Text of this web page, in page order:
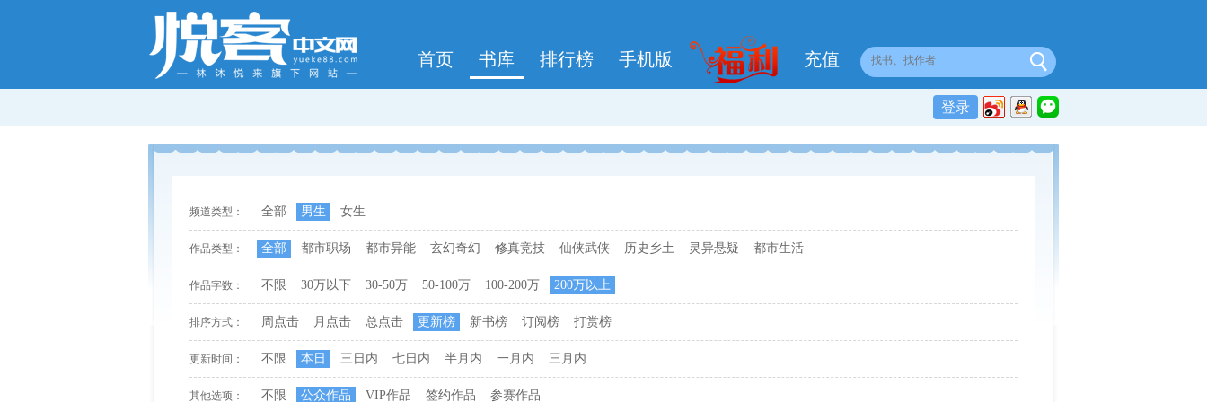
首页 书库 排行榜 手机版 充值
登录
频道类型： 全部 男生 女生
作品类型： 全部 都市职场 都市异能 玄幻奇幻 修真竞技 仙侠武侠 历史乡土 灵异悬疑 都市生活
作品字数： 不限 30万以下 30-50万 50-100万 100-200万 200万以上
排序方式： 周点击 月点击 总点击 更新榜 新书榜 订阅榜 打赏榜
更新时间： 不限 本日 三日内 七日内 半月内 一月内 三月内
其他选项： 不限 公众作品 VIP作品 签约作品 参赛作品